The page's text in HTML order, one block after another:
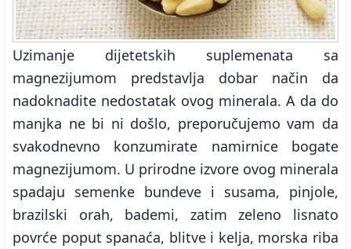
Uzimanje dijetetskih suplemenata sa
magnezijumom predstavlja dobar način da
nadoknadite nedostatak ovog minerala. A da do
manjka ne bi ni došlo, preporučujemo vam da
svakodnevno konzumirate namirnice bogate
magnezijumom. U prirodne izvore ovog minerala
spadaju semenke bundeve i susama, pinjole,
brazilski orah, bademi, zatim zeleno lisnato
povrće poput spanaća, blitve i kelja, morska riba